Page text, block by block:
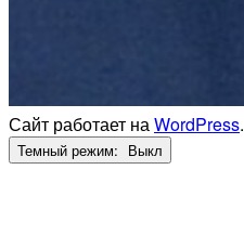
Сайт работает наWordPress.
Темный режим: